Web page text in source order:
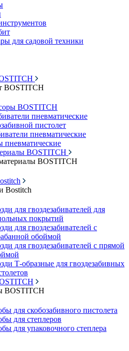
для садовой техники
BOSTITCH
BOSTITCH
пневматические
пистолет
пневматические
пневматические
BOSTITCH
BOSTITCH
Bostitch
для гвоздезабивателей для
покрытий
для гвоздезабивателей с
обоймой
для гвоздезабивателей с прямой
Т-образные для гвоздезабивных
BOSTITCH
для скобозабивного пистолета
для степлеров
для упаковочного степлера